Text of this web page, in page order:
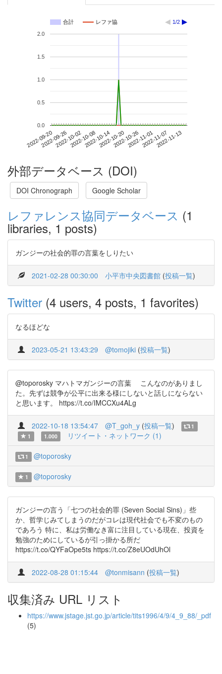
合計 レファ協 1/2
2022-09-202022-09-262022-10-022022-10-082022-10-142022-10-202022-10-262022-11-012022-11-072022-11-13
0.0
0.5
1.0
1.5
2.0
外部データベース (DOI)
DOI Chronograph Google Scholar
レファレンス協同データベース (1
libraries, 1 posts)
ガンジーの社会的罪の言葉をしりたい
2021-02-28 00:30:00 小平市中央図書館 (投稿一覧)
Twitter (4 users, 4 posts, 1 favorites)
なるほどな
2023-05-21 13:43:29 @tomojiki (投稿一覧)
@toporosky マハトマガンジーの言葉 こんなのがありまし
た。先ずは競争が公平に出来る様にしないと話しにならない
と思います。 https://t.co/IMCCXu4ALg
2022-10-18 13:54:47 @T_goh_y (投稿一覧)
1
1
1.000 リツイート・ネットワーク (1)
1 @toporosky
1 @toporosky
ガンジーの言う「七つの社会的罪 (Seven Social Sins)」些
か、哲学じみてしまうのだがコレは現代社会でも不変のもの
であろう 特に、私は労働なき富に注目している現在、投資を
勉強のためにしているが引っ掛かる所だ
https://t.co/QYFaOpe5ts https://t.co/Z8eUOdUhOl
2022-08-28 01:15:44 @tonmisann (投稿一覧)
収集済み URL リスト
https://www.jstage.jst.go.jp/article/tits1996/4/9/4_9_88/_pdf
(5)